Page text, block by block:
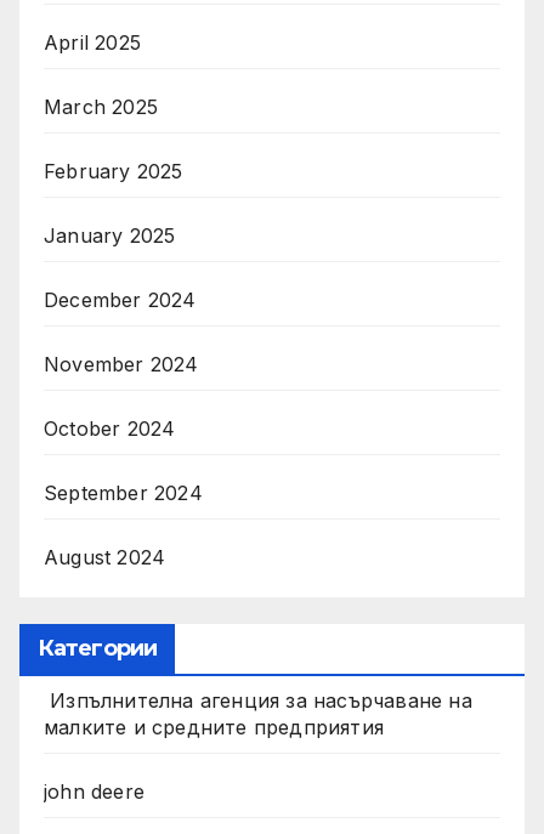
April 2025
March 2025
February 2025
January 2025
December 2024
November 2024
October 2024
September 2024
August 2024
Категории
Изпълнителна агенция за насърчаване на
малките и средните предприятия
john deere